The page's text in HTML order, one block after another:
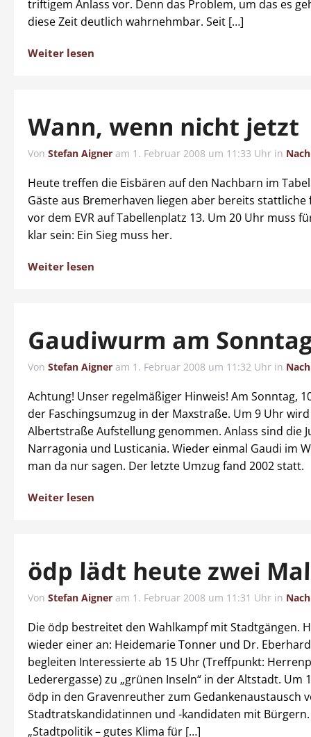
triftigem Anlass vor. Denn das Problem, um das es
diese Zeit deutlich wahrnehmbar. Seit […]
Weiter lesen
Wann, wenn nicht jetzt
Von Stefan Aigner am 1. Februar 2008 um 11:33 Uhr in
Heute treffen die Eisbären auf den Nachbarn im
Gäste aus Bremerhaven liegen aber bereits stattliche
vor dem EVR auf Tabellenplatz 13. Um 20 Uhr muss
klar sein: Ein Sieg muss her.
Weiter lesen
Gaudiwurm am
Von Stefan Aigner am 1. Februar 2008 um 11:32 Uhr in
Achtung! Unser regelmäßiger Hinweis! Am Sonntag,
der Faschingsumzug in der Maxstraße. Um 9 Uhr
Albertstraße Aufstellung genommen. Anlass sind die
Narragonia und Lusticania. Wieder einmal Gaudi im
man da nur sagen. Der letzte Umzug fand 2002 statt.
Weiter lesen
ödp lädt heute zwei
Von Stefan Aigner am 1. Februar 2008 um 11:31 Uhr in
Die ödp bestreitet den Wahlkampf mit Stadtgängen.
wieder einer an: Heidemarie Tonner und Dr.
begleiten Interessierte ab 15 Uhr (Treffpunkt:
Lederergasse) zu „grünen Inseln“ in der Altstadt. Um
ödp in den Gravenreuther zum Gedankenaustausch
Stadtratskandidatinnen und -kandidaten mit
„Stadtpolitik – gutes Klima für […]